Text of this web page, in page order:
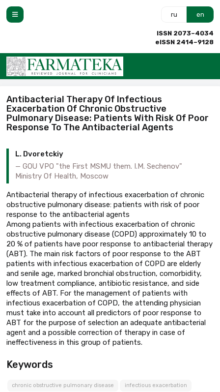
ru en
ISSN 2073–4034
eISSN 2414–9128
Antibacterial Therapy Of Infectious
Exacerbation Of Chronic Obstructive
Pulmonary Disease: Patients With Risk Of Poor
Response To The Antibacterial Agents
L. Dvoretckiy
GOU VPO "the First MSMU them. I.M. Sechenov"
Ministry Of Health, Moscow
Antibacterial therapy of infectious exacerbation of chronic
obstructive pulmonary disease: patients with risk of poor
response to the antibacterial agents
Among patients with infectious exacerbation of chronic
obstructive pulmonary disease (COPD) approximately 10 to
20 % of patients have poor response to antibacterial therapy
(ABT). The main risk factors of poor response to the ABT
patients with infectious exacerbation of COPD are elderly
and senile age, marked bronchial obstruction, comorbidity,
low treatment compliance, antibiotic resistance, and side
effects of ABT. For the management of patients with
infectious exacerbation of COPD, the attending physician
must take into account all predictors of poor response to
ABT for the purpose of selection an adequate antibacterial
agent and a possible correction of therapy in case of
ineffectiveness in this group of patients.
Keywords
chronic obstructive pulmonary disease infectious exacerbation